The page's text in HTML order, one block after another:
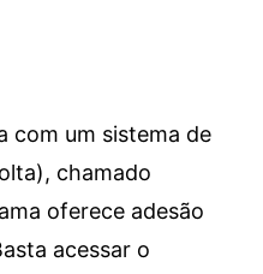
com um sistema de
chamado
oferece adesão
acessar o